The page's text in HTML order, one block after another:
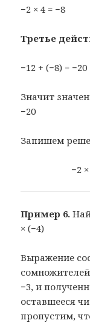
−2 × 4 = −8
Третье
−12 + (−8) = −20
Значит
−20
Запишем
−2
Пример 6.
× (−4)
Выражение
−3, и
оставшееся
пропустим,